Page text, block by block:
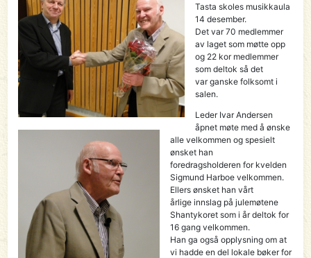
Tasta skoles musikkaula
14 desember.
Det var 70 medlemmer
av laget som møtte opp
og 22 kor medlemmer
som deltok så det
var ganske folksomt i
salen.
Leder Ivar Andersen
åpnet møte med å ønske
alle velkommen og spesielt
ønsket han
foredragsholderen for kvelden
Sigmund Harboe velkommen.
Ellers ønsket han vårt
årlige innslag på julemøtene
Shantykoret som i år deltok for
16 gang velkommen.
Han ga også opplysning om at
vi hadde en del lokale bøker for